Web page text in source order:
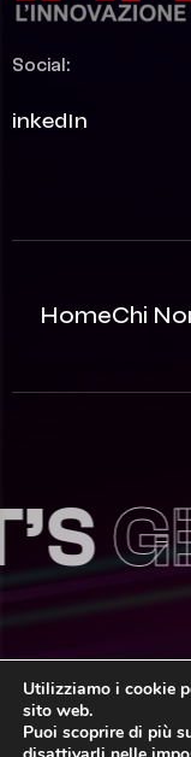
Social:
LinkedIn
HomeChi
© 2026 Innovea
2535786 |
Utilizziamo i cookie
sito web.
Puoi scoprire di più